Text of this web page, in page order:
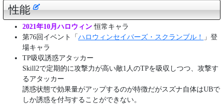
性能
2021年10月ハロウィン 恒常キャラ
第76回イベント「 ハロウィンセイバーズ・スクランブル！
」登
場キャラ
TP吸収誘惑アタッカー
Skill2で定期的に攻撃力が高い敵1人のTPを吸収しつつ、攻撃す
るアタッカー
誘惑状態で効果量がアップするのが特徴だがスズナ自体はUBで
しか誘惑を付与することができない。